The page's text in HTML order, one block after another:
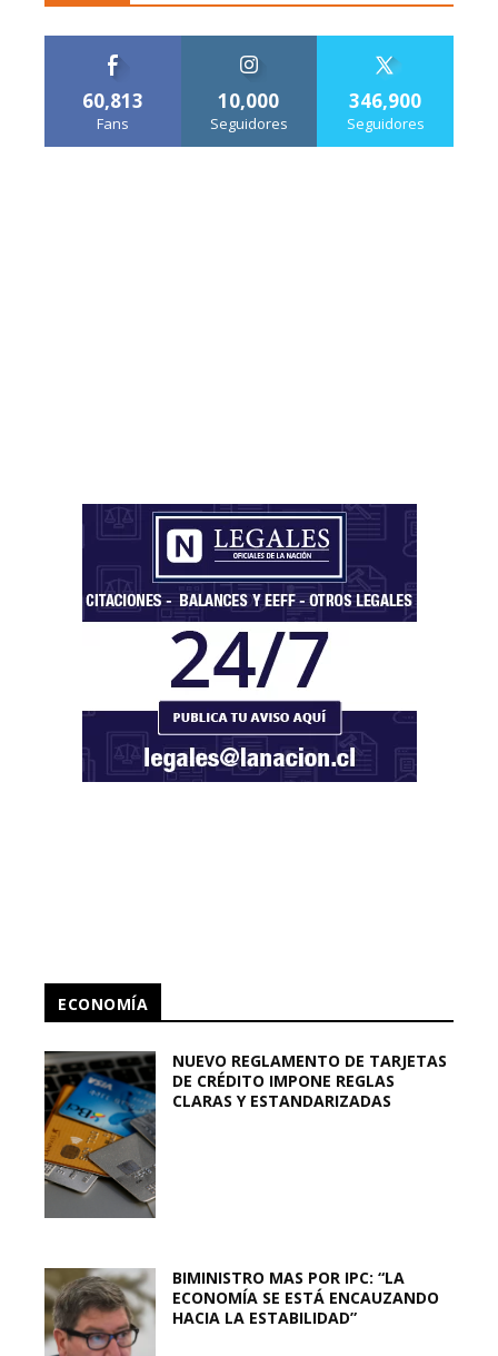
60,813
Fans
10,000
Seguidores
346,900
Seguidores
ECONOMÍA
NUEVO REGLAMENTO DE TARJETAS
DE CRÉDITO IMPONE REGLAS
CLARAS Y ESTANDARIZADAS
BIMINISTRO MAS POR IPC: “LA
ECONOMÍA SE ESTÁ ENCAUZANDO
HACIA LA ESTABILIDAD”